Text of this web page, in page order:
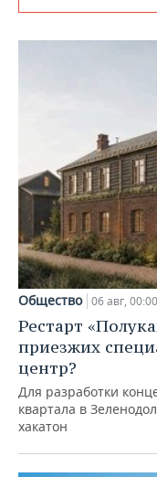
Общество 06 авг, 00:00
Рестарт
приезжих
центр?
Для разработки
квартала в
хакатон